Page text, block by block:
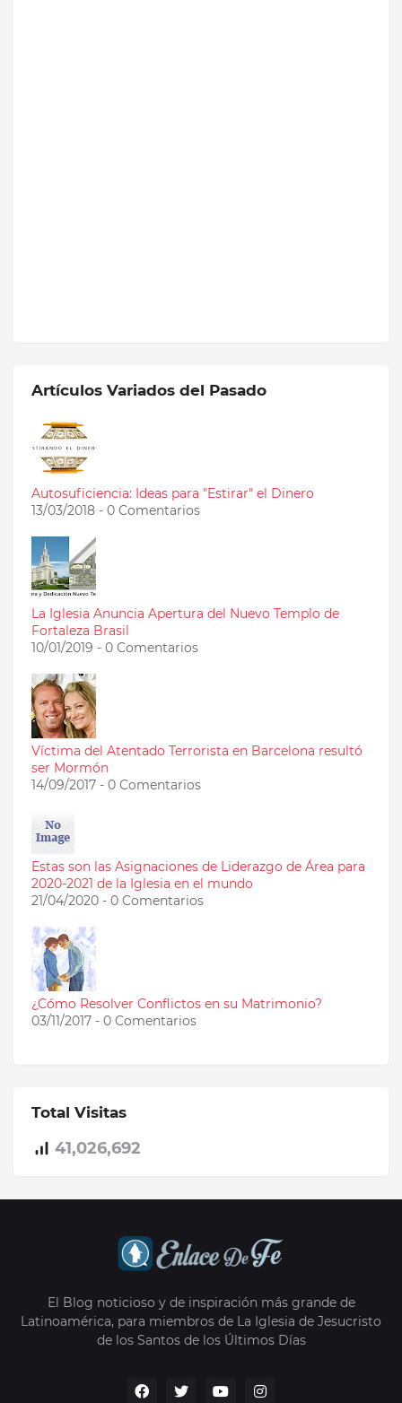
Artículos Variados del Pasado
Autosuficiencia: Ideas para "Estirar" el Dinero
13/03/2018 - 0 Comentarios
La Iglesia Anuncia Apertura del Nuevo Templo de
Fortaleza Brasil
10/01/2019 - 0 Comentarios
Víctima del Atentado Terrorista en Barcelona resultó
ser Mormón
14/09/2017 - 0 Comentarios
Estas son las Asignaciones de Liderazgo de Área para
2020-2021 de la Iglesia en el mundo
21/04/2020 - 0 Comentarios
¿Cómo Resolver Conflictos en su Matrimonio?
03/11/2017 - 0 Comentarios
Total Visitas
41,026,692
El Blog noticioso y de inspiración más grande de
Latinoamérica, para miembros de La Iglesia de Jesucristo
de los Santos de los Últimos Días